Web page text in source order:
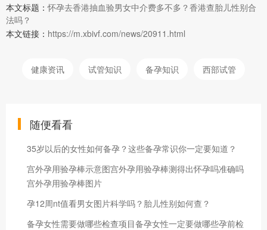
本文标题：怀孕去香港抽血验男女中介费多不多？香港查胎儿性别合
法吗？
本文链接： https://m.xbivf.com/news/20911.html
健康资讯 试管知识 备孕知识 西部试管
随便看看
35岁以后的女性如何备孕？这些备孕常识你一定要知道？
宫外孕用验孕棒示意图宫外孕用验孕棒测得出怀孕吗准确吗
宫外孕用验孕棒图片
孕12周nt值看男女图片科学吗？胎儿性别如何查？
备孕女性需要做哪些检查项目备孕女性一定要做哪些孕前检